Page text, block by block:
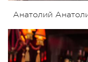
Анатолий